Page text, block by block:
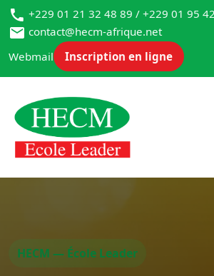
+229 01 21 32 48 89 / +229 01 95
contact@hecm-afrique.net
Webmail
Inscription en ligne
HECM — École Leader